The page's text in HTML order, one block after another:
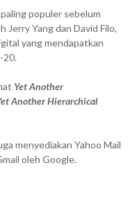
populer sebelum
Jerry Yang dan David Filo,
yang mendapatkan
20.
Yet Another
Another Hierarchical
menyediakan Yahoo Mail
oleh Google.